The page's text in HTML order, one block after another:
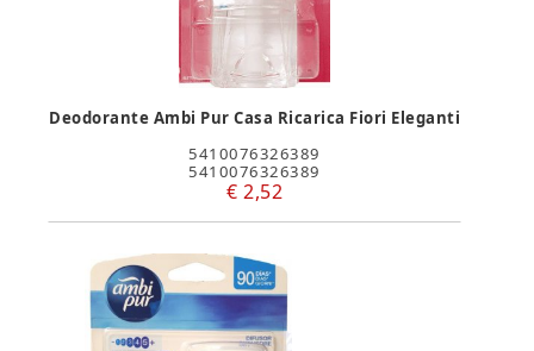
Deodorante Ambi Pur Casa Ricarica Fiori Eleganti
5410076326389
5410076326389
€ 2,52